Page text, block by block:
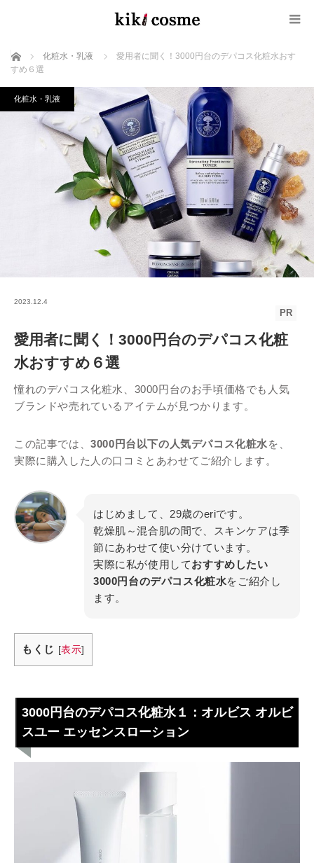
ホーム 化粧水・乳液
愛用者に聞く！3000円台のデパコス化粧水おす
すめ６選
化粧水・乳液
2023.12.4
PR
愛用者に聞く！3000円台のデパコス化粧
水おすすめ６選
憧れのデパコス化粧水、3000円台のお手頃価格でも人気
ブランドや売れているアイテムが見つかります。
この記事では、3000円台以下の人気デパコス化粧水を、
実際に購入した人の口コミとあわせてご紹介します。
はじめまして、29歳のeriです。
乾燥肌～混合肌の間で、スキンケアは季
節にあわせて使い分けています。
実際に私が使用しておすすめしたい
3000円台のデパコス化粧水をご紹介し
ます。
もくじ [表示]
3000円台のデパコス化粧水１：オルビス オルビ
スユー エッセンスローション